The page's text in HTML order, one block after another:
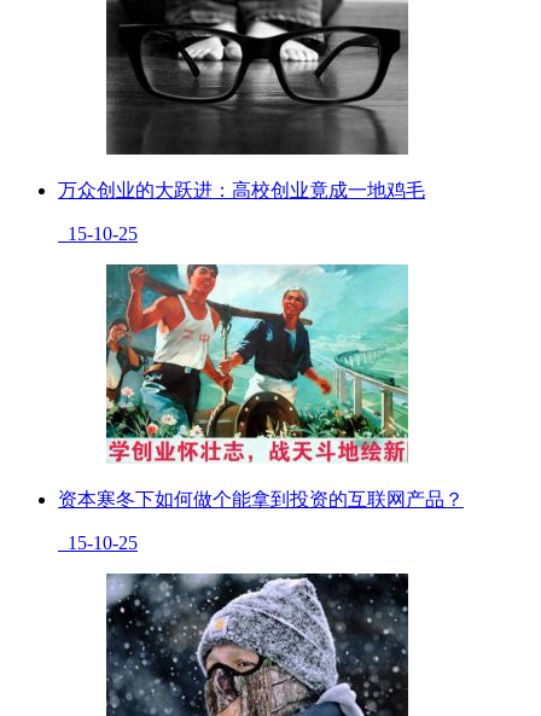
万众创业的大跃进：高校创业竟成一地鸡毛
15-10-25
资本寒冬下如何做个能拿到投资的互联网产品？
15-10-25